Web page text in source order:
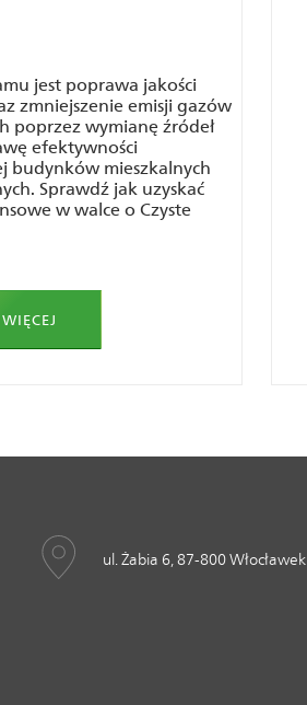
jest poprawa jakości
zmniejszenie emisji gazów
poprzez wymianę źródeł
efektywności
budynków mieszkalnych
Sprawdź jak uzyskać
w walce o Czyste
ul. Żabia 6, 87-800 Włocławek